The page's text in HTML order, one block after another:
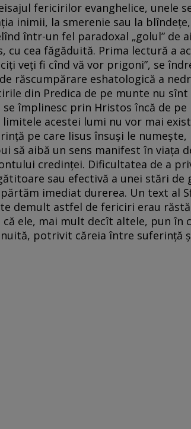
fericirilor evanghelice, unele
inimii, la smerenie sau la
într-un fel paradoxal „golul” de
cu cea făgăduită. Prima lectură a
veți fi cînd vă vor prigoni”, se
răscumpărare eshatologică a
din Predica de pe munte nu
se împlinesc prin Hristos încă de
limitele acestei lumi nu vor mai
pe care Iisus însuși le
să aibă un sens manifest în viața
credinței. Dificultatea de a
sau efectivă a unei stări de
imediat durerea. Un text al
demult astfel de fericiri erau
că ele, mai mult decît altele, pun în
potrivit căreia între suferință